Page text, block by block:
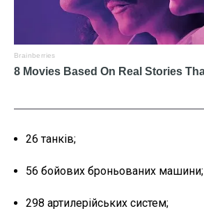
26 танків;
56 бойових броньованих машини;
298 артилерійських систем;